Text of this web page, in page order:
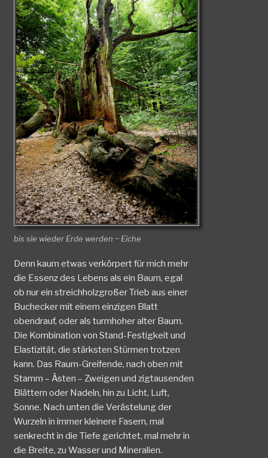
bis sie wieder Erde werden ~ Eiche
Denn kaum etwas verkörpert für mich mehr
die Essenz des Lebens als ein Baum, egal
ob nur ein streichholzgroßer Trieb aus einer
Buchecker mit einem einzigen Blatt
obendrauf, oder als turmhoher alter Baum.
Die Kombination von Stand-Festigkeit und
Elastizität, die stärksten Stürmen trotzen
kann. Das Raum-Greifende, nach oben mit
Stamm – Ästen – Zweigen und zigtausenden
Blättern oder Nadeln, hin zu Licht, Luft,
Sonne. Nach unten die Verästelung der
Wurzeln in immer kleinere Fasern, mal
senkrecht in die Tiefe gerichtet, mal mehr in
die Breite, zu Wasser und Mineralien.